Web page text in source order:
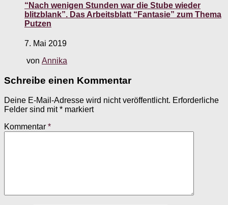
“Nach wenigen Stunden war die Stube wieder
blitzblank”. Das Arbeitsblatt “Fantasie” zum Thema
Putzen
7. Mai 2019
von Annika
Schreibe einen Kommentar
Deine E-Mail-Adresse wird nicht veröffentlicht. Erforderliche
Felder sind mit* markiert
Kommentar *